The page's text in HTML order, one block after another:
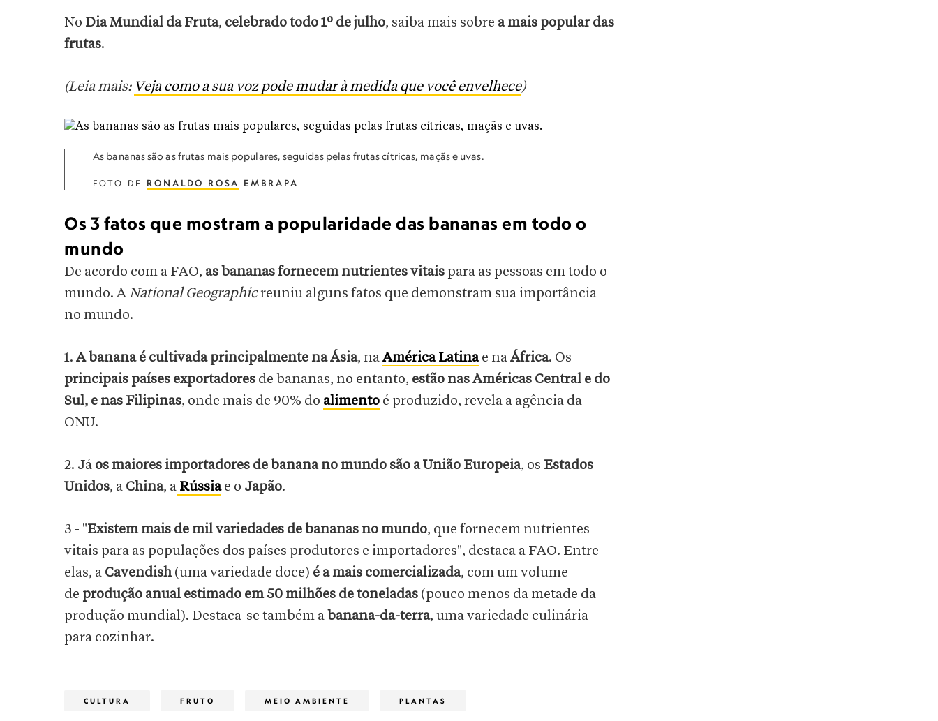
No Dia Mundial da Fruta, celebrado todo 1º de julho, saiba mais sobre a mais popular das
frutas.
(Leia mais: Veja como a sua voz pode mudar à medida que você envelhece)
As bananas são as frutas mais populares, seguidas pelas frutas cítricas, maçãs e uvas.
FOTO DE RONALDO ROSA EMBRAPA
Os 3 fatos que mostram a popularidade das bananas em todo o
mundo
De acordo com a FAO, as bananas fornecem nutrientes vitais para as pessoas em todo o
mundo. ANational Geographicreuniu alguns fatos que demonstram sua importância
no mundo.
1. A banana é cultivada principalmente na Ásia, naAmérica Latinae naÁfrica. Os
principais países exportadores de bananas, no entanto, estão nas Américas Central e do
Sul, e nas Filipinas, onde mais de 90% do alimento é produzido, revela a agência da
ONU.
2. Já os maiores importadores de banana no mundo são a União Europeia, os Estados
Unidos, a China, a Rússia e o Japão.
3 - "Existem mais de mil variedades de bananas no mundo, que fornecem nutrientes
vitais para as populações dos países produtores e importadores", destaca a FAO. Entre
elas, a Cavendish(uma variedade doce) é a mais comercializada, com um volume
de produção anual estimado em 50 milhões de toneladas (pouco menos da metade da
produção mundial). Destaca-se também a banana-da-terra, uma variedade culinária
para cozinhar.
CULTURA FRUTO MEIO AMBIENTE PLANTAS